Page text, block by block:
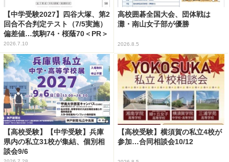
【中学受験2027】四谷大塚、第2
回合不合判定テスト（7/5実施）
偏差値…筑駒74・桜蔭70＜PR＞
2026.7.10
高校囲碁全国大会、団体戦は
灘・南山女子部が優勝
2026.8.5
【高校受験】【中学受験】兵庫
県内の私立31校が集結、個別相
談会9/6
【高校受験】横須賀の私立4校が
参加…合同相談会10/12